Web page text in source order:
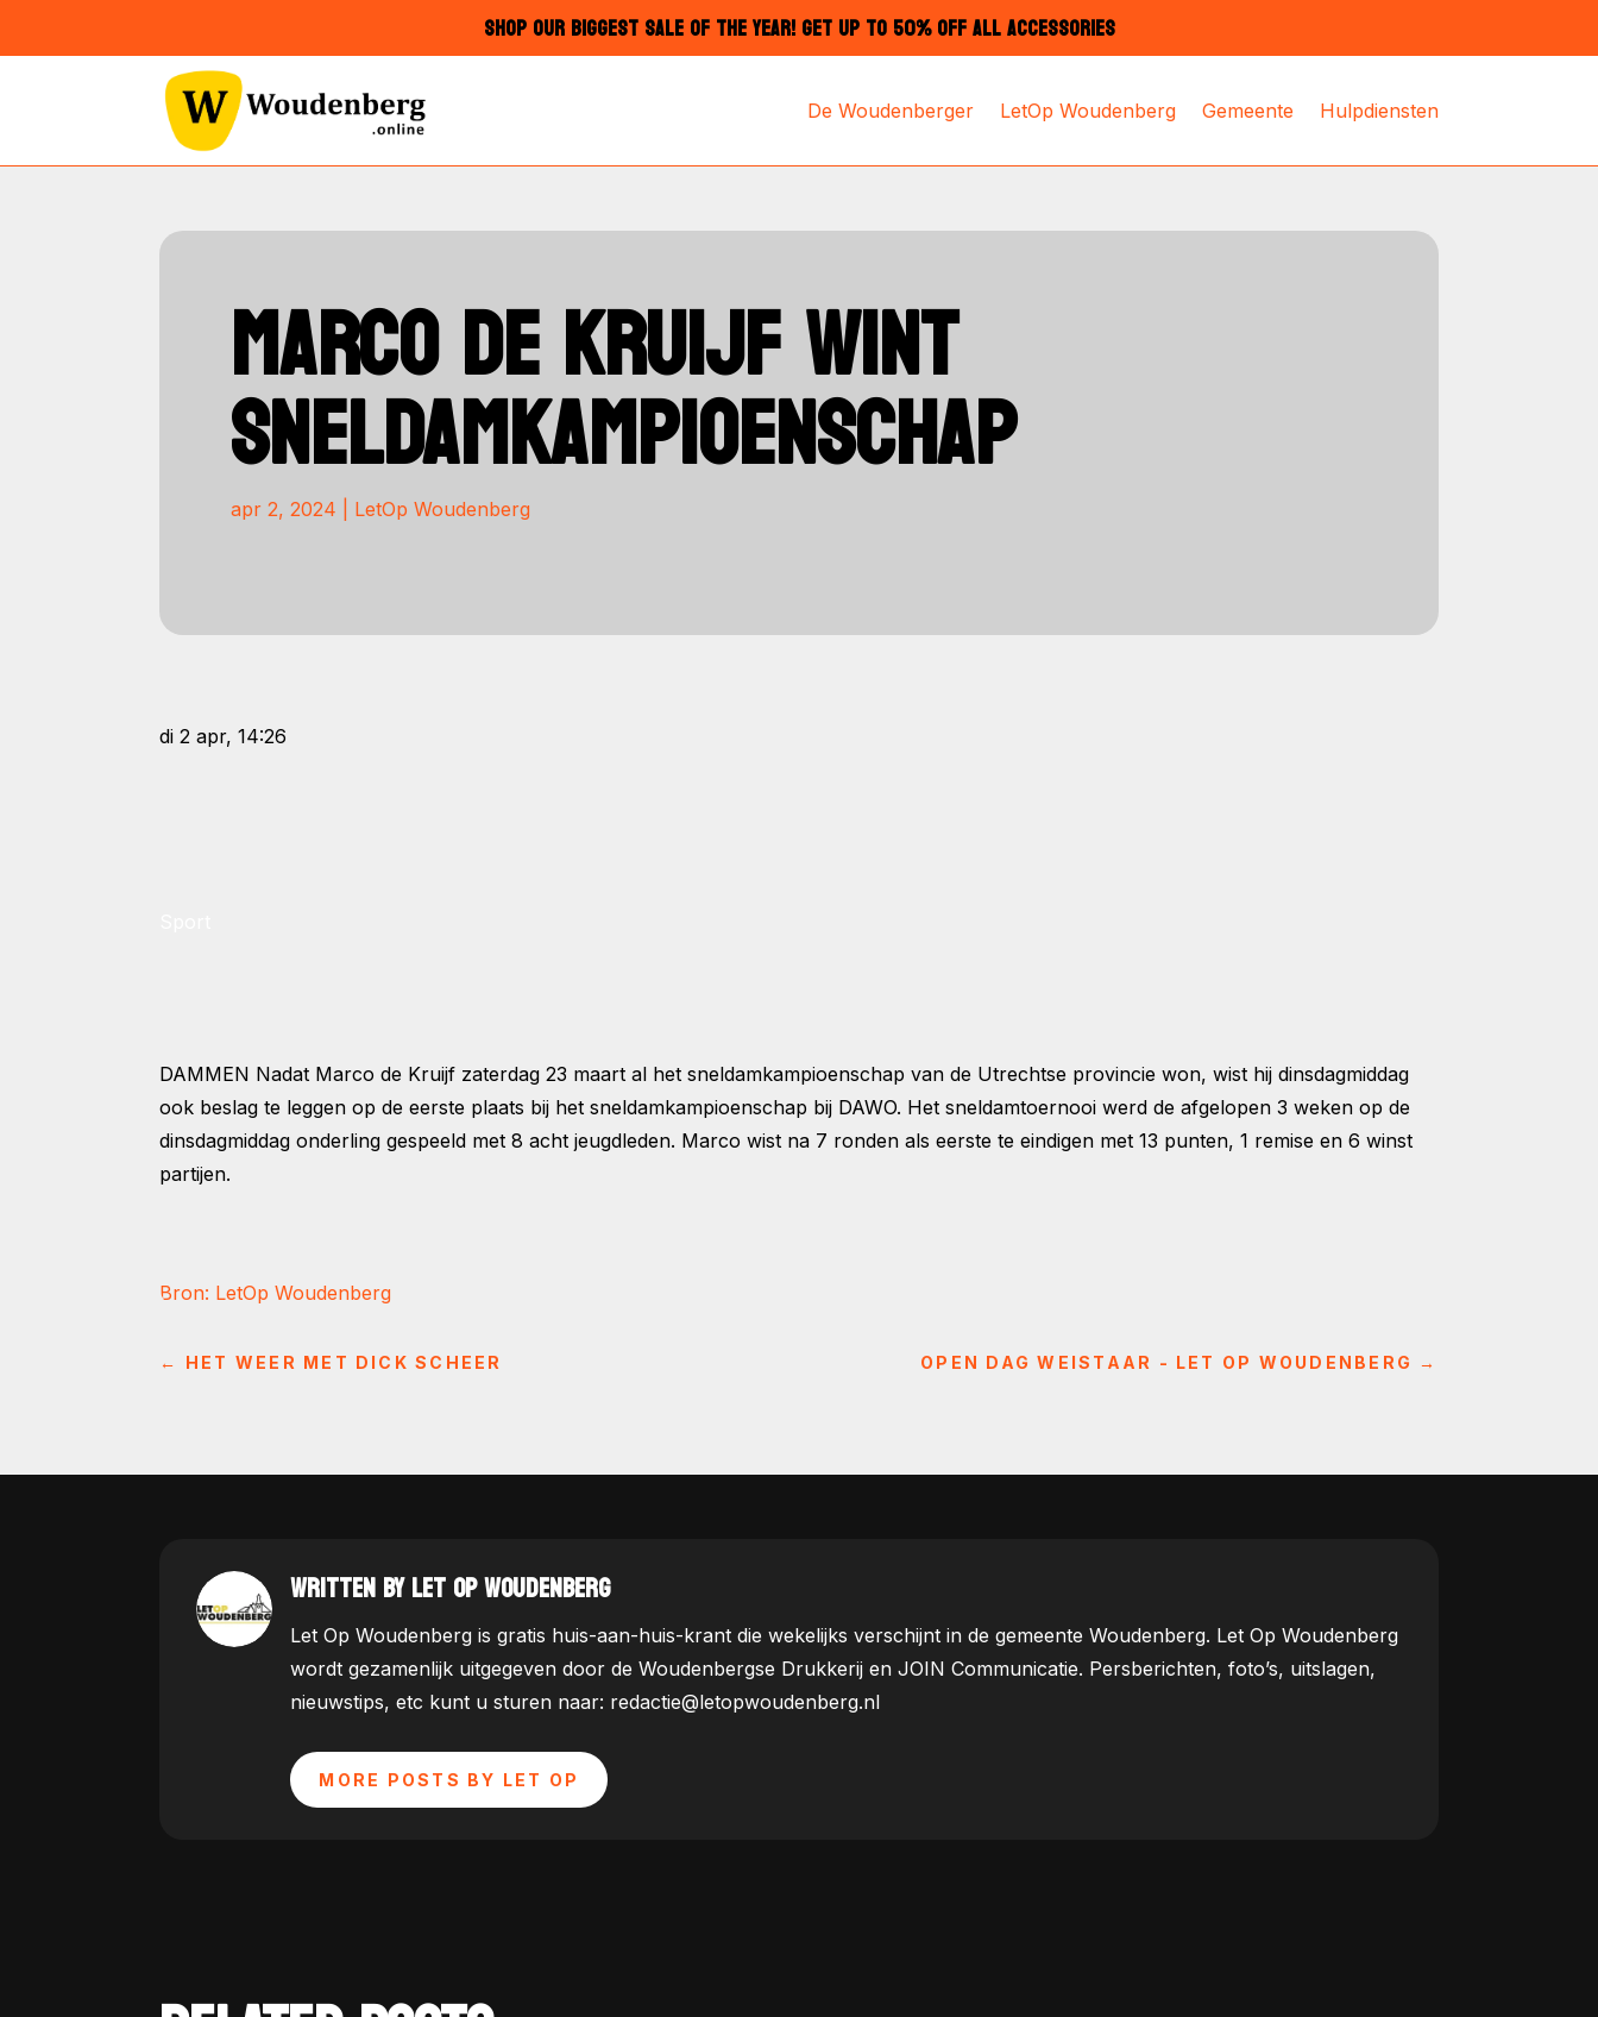
SHOP OUR BIGGEST SALE OF THE YEAR! GET UP TO 50% OFF ALL ACCESSORIES
De Woudenberger LetOp Woudenberg Gemeente Hulpdiensten
MARCO DE KRUIJF WINT
SNELDAMKAMPIOENSCHAP
apr 2, 2024 LetOp Woudenberg
di 2 apr, 14:26
DAMMEN Nadat Marco de Kruijf zaterdag 23 maart al het sneldamkampioenschap van de Utrechtse provincie won, wist hij dinsdagmiddag
ook beslag te leggen op de eerste plaats bij het sneldamkampioenschap bij DAWO. Het sneldamtoernooi werd de afgelopen 3 weken op de
dinsdagmiddag onderling gespeeld met 8 acht jeugdleden. Marco wist na 7 ronden als eerste te eindigen met 13 punten, 1 remise en 6 winst
partijen.
Bron: LetOp Woudenberg
← HET WEER MET DICK SCHEER OPEN DAG WEISTAAR - LET OP WOUDENBERG →
WRITTEN BY LET OP WOUDENBERG
Let Op Woudenberg is gratis huis-aan-huis-krant die wekelijks verschijnt in de gemeente Woudenberg. Let Op Woudenberg
wordt gezamenlijk uitgegeven door de Woudenbergse Drukkerij en JOIN Communicatie. Persberichten, foto’s, uitslagen,
nieuwstips, etc kunt u sturen naar: redactie@letopwoudenberg.nl
MORE POSTS BY LET OP